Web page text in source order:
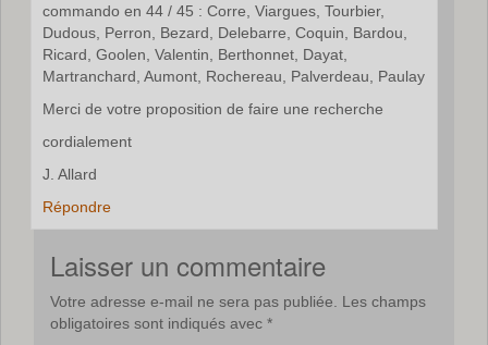
commando en 44 / 45 : Corre, Viargues, Tourbier,
Dudous, Perron, Bezard, Delebarre, Coquin, Bardou,
Ricard, Goolen, Valentin, Berthonnet, Dayat,
Martranchard, Aumont, Rochereau, Palverdeau, Paulay
Merci de votre proposition de faire une recherche
cordialement
J. Allard
Répondre
Laisser un commentaire
Votre adresse e-mail ne sera pas publiée.
Les champs
obligatoires sont indiqués avec *